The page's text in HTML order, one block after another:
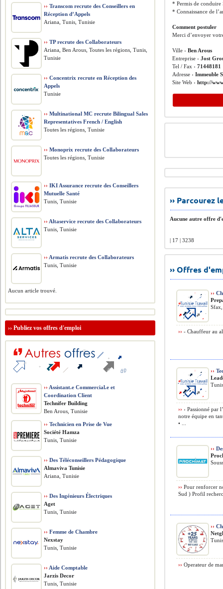
* Permis de conduire
* Connaissance de
Comment postuler
Merci d’envoyer
Ville ›Ben Arous
Entreprise ›Jost
Tel / Fax ›71448181
Adresse ›Immeuble
Site Web ›http://
››
Aucune autre offre
| 17 | 3238
›› Offres
››
›› - Chauffeur au
››
›› › Passionné par
notre équipe en
• ...
››
›› Pour renforcer
Sud ) Profil
››
›› Operateur de
›› Transcom recrute des Conseillers en
Réception d’Appels
Ariana, Tunis, Tunisie
›› TP recrute des Collaborateurs
Ariana, Ben Arous, Toutes les régions, Tunis,
Tunisie
›› Concentrix recrute en Réception des
Appels
Tunisie
›› Multinational MC recrute Bilingual Sales
Representatives French / English
Toutes les régions, Tunisie
›› Monoprix recrute des Collaborateurs
Toutes les régions, Tunisie
›› IKI Assurance recrute des Conseillers
Mutuelle Santé
Tunis, Tunisie
›› Altaservice recrute des Collaborateurs
Tunis, Tunisie
›› Armatis recrute des Collaborateurs
Tunis, Tunisie
Aucun article trouvé.
››Publiez vos offres d'emploi
›› Assistant.e Commercial.e et
Coordination Client
Technifer Building
Ben Arous, Tunisie
›› Technicien en Prise de Vue
Société Hamza
Tunis, Tunisie
›› Des Téléconseillers Pédagogique
Almaviva Tunisie
Ariana, Tunisie
›› Des Ingénieurs Électriques
Aget
Tunis, Tunisie
›› Femme de Chambre
Nexstay
Tunis, Tunisie
›› Aide Comptable
Jarzis Decor
Tunis, Tunisie